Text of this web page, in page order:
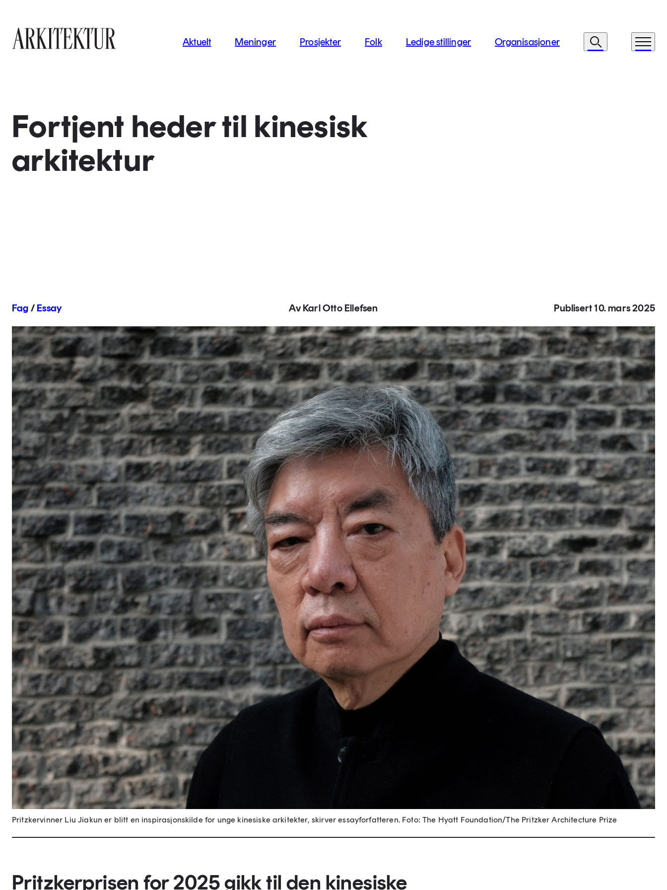
Aktuelt Meninger Prosjekter Folk Ledige stillinger Organisasjoner Søk Meny
Fortjent heder til kinesisk
arkitektur
Fag / Essay Av Karl Otto Ellefsen Publisert 10. mars 2025
Pritzkervinner Liu Jiakun er blitt en inspirasjonskilde for unge kinesiske arkitekter, skirver essayforfatteren.Foto: The Hyatt Foundation/The Pritzker Architecture Prize
Pritzkerprisen for 2025 gikk til den kinesiske